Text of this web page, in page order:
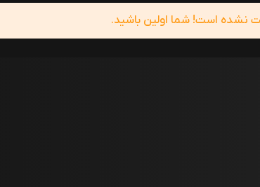
نشده است! شما اولین باشید.